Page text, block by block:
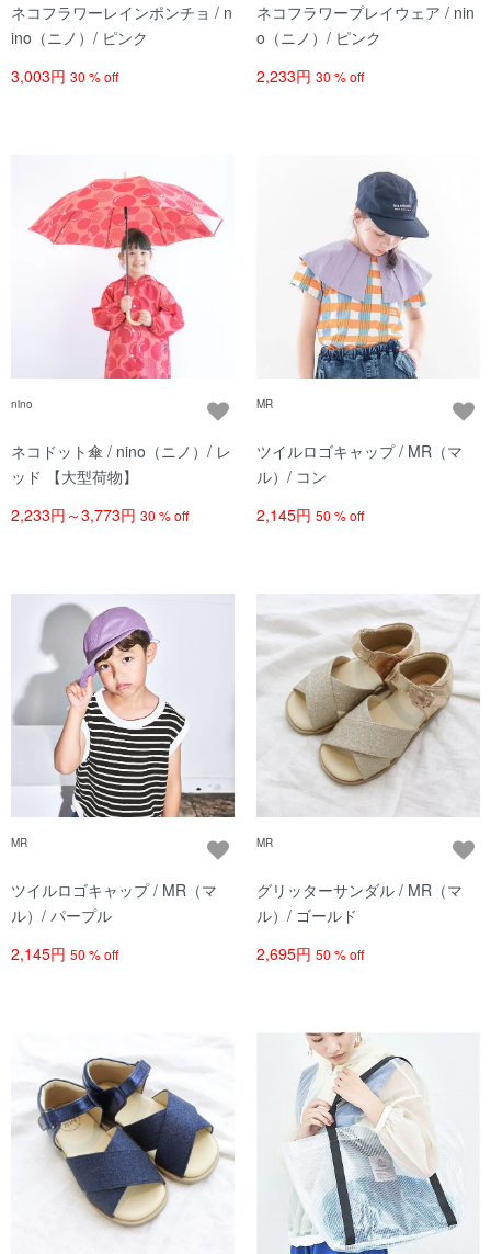
ネコフラワーレインポンチョ / n
ino（ニノ）/ ピンク
3,003円 30 % off
ネコフラワープレイウェア / nin
o（ニノ）/ ピンク
2,233円 30 % off
nino
ネコドット傘 / nino（ニノ）/ レ
ッド 【大型荷物】
2,233円～3,773円 30 % off
MR
ツイルロゴキャップ / MR（マ
ル）/ コン
2,145円 50 % off
MR
ツイルロゴキャップ / MR（マ
ル）/ パープル
2,145円 50 % off
MR
グリッターサンダル / MR（マ
ル）/ ゴールド
2,695円 50 % off